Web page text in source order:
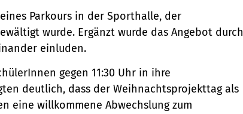
Parkours in der Sporthalle, der
wurde. Ergänzt wurde das Angebot durch
einluden.
gegen 11:30 Uhr in ihre
deutlich, dass der Weihnachtsprojekttag als
eine willkommene Abwechslung zum